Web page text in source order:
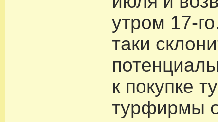
утром 17-
таки
к покупке
турфирмы